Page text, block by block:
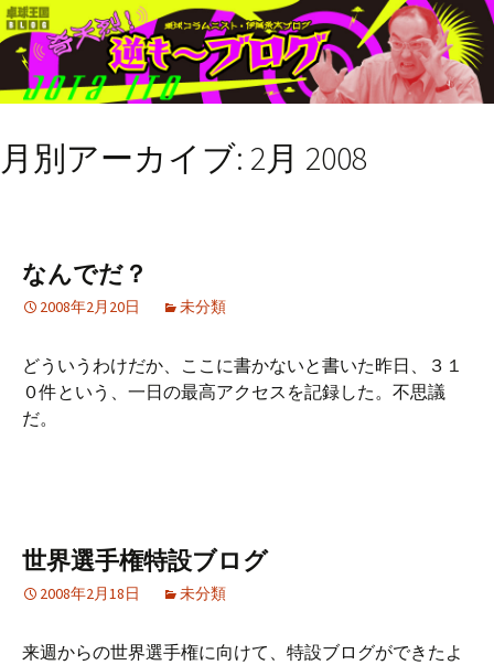
月別アーカイブ: 2月 2008
なんでだ？
2008年2月20日 未分類
どういうわけだか、ここに書かないと書いた昨日、３１
０件という、一日の最高アクセスを記録した。不思議
だ。
世界選手権特設ブログ
2008年2月18日 未分類
来週からの世界選手権に向けて、特設ブログができたよ